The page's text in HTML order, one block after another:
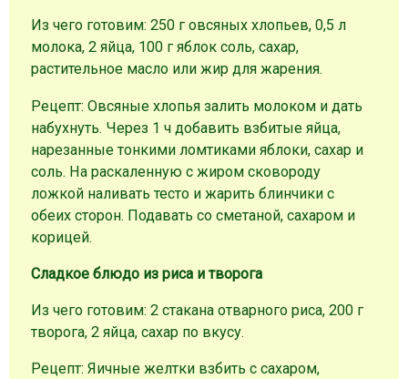
Из чего готовим: 250 г овсяных хлопьев, 0,5 л
молока, 2 яйца, 100 г яблок соль, сахар,
растительное масло или жир для жарения.
Рецепт: Овсяные хлопья залить молоком и дать
набухнуть. Через 1 ч добавить взбитые яйца,
нарезанные тонкими ломтиками яблоки, сахар и
соль. На раскаленную с жиром сковороду
ложкой наливать тесто и жарить блинчики с
обеих сторон. Подавать со сметаной, сахаром и
корицей.
Сладкое блюдо из риса и творога
Из чего готовим: 2 стакана отварного риса, 200 г
творога, 2 яйца, сахар по вкусу.
Рецепт: Яичные желтки взбить с сахаром,